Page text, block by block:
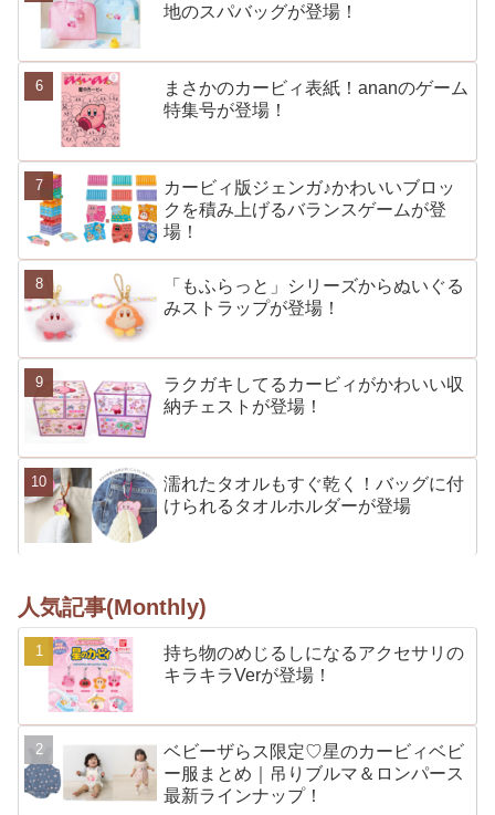
地のスパバッグが登場！
まさかのカービィ表紙！ananのゲーム
特集号が登場！
カービィ版ジェンガ♪かわいいブロッ
クを積み上げるバランスゲームが登
場！
「もふらっと」シリーズからぬいぐる
みストラップが登場！
ラクガキしてるカービィがかわいい収
納チェストが登場！
濡れたタオルもすぐ乾く！バッグに付
けられるタオルホルダーが登場
人気記事(Monthly)
持ち物のめじるしになるアクセサリの
キラキラVerが登場！
ベビーザらス限定♡星のカービィベビ
ー服まとめ｜吊りブルマ＆ロンパース
最新ラインナップ！